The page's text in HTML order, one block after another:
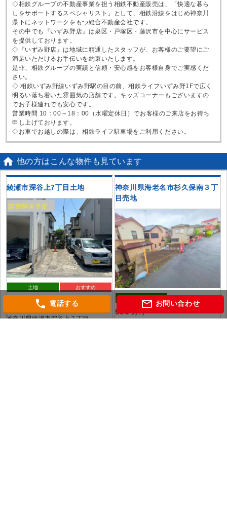
◇相鉄グループの不動産事業を担う相鉄不動産販売は、「快適な暮ら
しをサポートするスペシャリスト」として、相鉄沿線をはじめ神奈川
県下にネットワークをもつ総合不動産会社です。
その中でも『いずみ野店』は泉区・戸塚区・藤沢市を中心にサービス
を提供しております。
◇『いずみ野店』は地域に精通したスタッフが、お客様のご要望にご
満足いただけるお手伝いを約束いたします。
是非、相鉄グループの実績と信頼・安心感をお客様自身でご実感くだ
さい。
◇ 相鉄いずみ野線いずみ野駅の目の前、相鉄ライフいずみ野1Fで広く
明るい落ち着いた雰囲気の店舗です。キッズコーナーもございますの
でお子様連れでも安心です。
営業時間 10：00～18：00（水曜定休日）でお客様のご来店をお待ち
申し上げております。
◇お車でお越しの際は、相鉄ライフ駐車場をご利用ください。
 他の方はこんな物件も見ています
綾瀬市深谷上7丁目土地
土地 おすすめ
万円
神奈川県綾瀬市深谷上７丁目
神奈川県海老名市杉久保南３丁
目売地
690万円
phone 電話する mail_outline お問い合わせ